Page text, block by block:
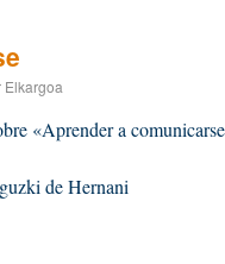
Elkargoa
«Aprender a
de Hernani